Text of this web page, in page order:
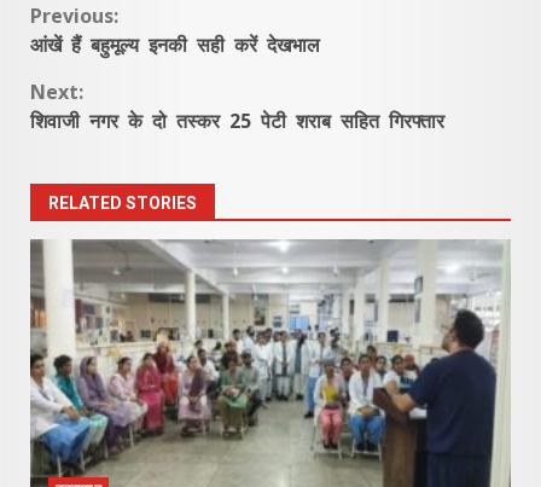
Continue
Reading
Previous:
आंखें हैं बहुमूल्य इनकी सही करें देखभाल
Next:
शिवाजी नगर के दो तस्कर 25 पेटी शराब सहित गिरफ्तार
RELATED STORIES